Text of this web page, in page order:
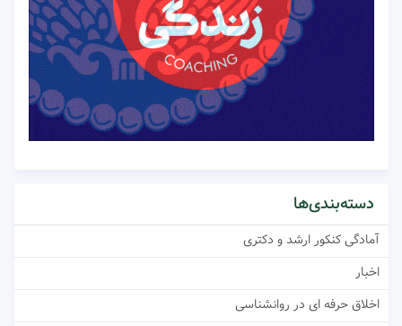
دسته‌بندی‌ها
آمادگی کنکور ارشد و دکتری
اخبار
اخلاق حرفه ای در روانشناسی